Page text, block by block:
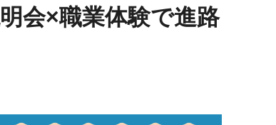
会×職業体験で進路